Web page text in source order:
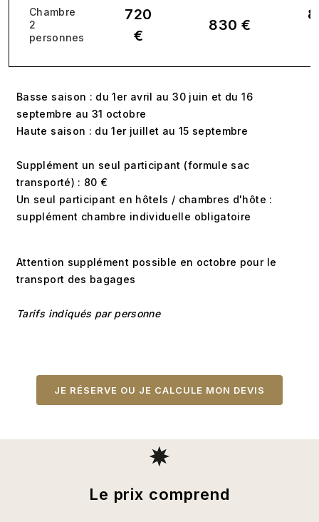
Chambre
2
personnes
720
€
830 €
Basse saison : du 1er avril au 30 juin et du 16
septembre au 31 octobre
Haute saison : du 1er juillet au 15 septembre
Supplément un seul participant (formule sac
transporté) : 80 €
Un seul participant en hôtels / chambres d'hôte :
supplément chambre individuelle obligatoire
Attention supplément possible en octobre pour le
transport des bagages
Tarifs indiqués par personne
JE RÉSERVE OU JE CALCULE MON DEVIS
Le prix comprend